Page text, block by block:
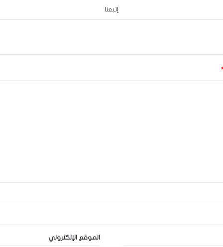
إتبعنا
الموقع الإلكتروني